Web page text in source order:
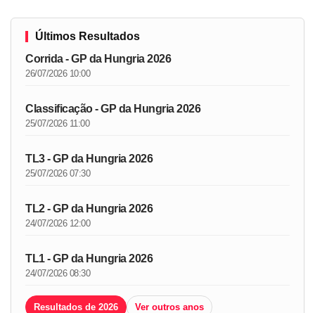
Últimos Resultados
Corrida - GP da Hungria 2026
26/07/2026 10:00
Classificação - GP da Hungria 2026
25/07/2026 11:00
TL3 - GP da Hungria 2026
25/07/2026 07:30
TL2 - GP da Hungria 2026
24/07/2026 12:00
TL1 - GP da Hungria 2026
24/07/2026 08:30
Resultados de 2026 Ver outros anos